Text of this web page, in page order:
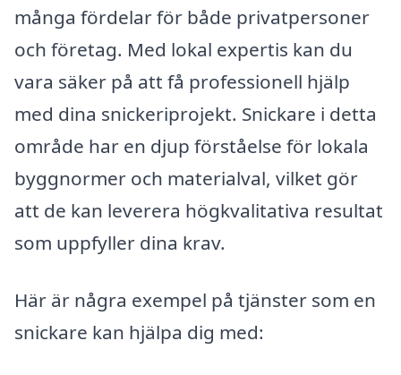
många fördelar för både privatpersoner
och företag. Med lokal expertis kan du
vara säker på att få professionell hjälp
med dina snickeriprojekt. Snickare i detta
område har en djup förståelse för lokala
byggnormer och materialval, vilket gör
att de kan leverera högkvalitativa resultat
som uppfyller dina krav.
Här är några exempel på tjänster som en
snickare kan hjälpa dig med: